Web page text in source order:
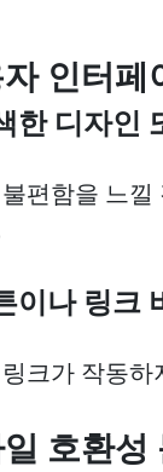
인터페
한 디자인
편함을 느
이나 링크
크가 작동
호환성